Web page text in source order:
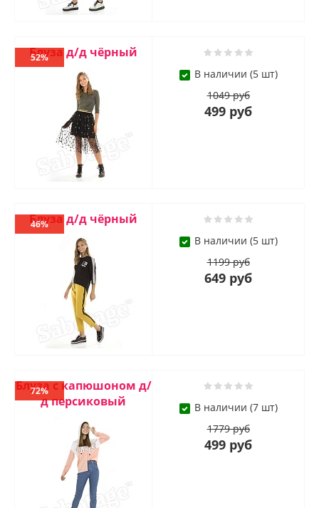
Блуза д/д чёрный
52%
В наличии (5 шт)
1049 руб
499 руб
Блуза д/д чёрный
46%
В наличии (5 шт)
1199 руб
649 руб
Блуза с капюшоном д/
д персиковый
72%
В наличии (7 шт)
1779 руб
499 руб